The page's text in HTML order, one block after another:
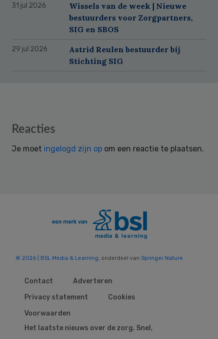
31 jul 2026
Wissels van de week | Nieuwe
bestuurders voor Zorgpartners,
SIG en SBOS
29 jul 2026
Astrid Reulen bestuurder bij
Stichting SIG
Reader
Reacties
Je moet ingelogd zijn op om een reactie te plaatsen.
© 2026 | BSL Media & Learning, onderdeel van Springer Nature
Contact
Adverteren
Privacy statement
Cookies
Voorwaarden
Het laatste nieuws over de zorg. Snel,